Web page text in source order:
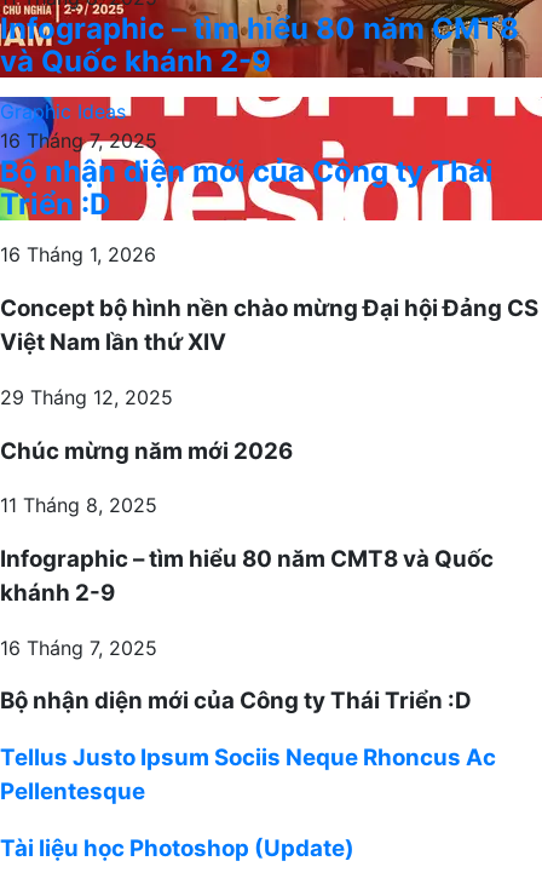
Infographic – tìm hiểu 80 năm CMT8
và Quốc khánh 2-9
Graphic Ideas
16 Tháng 7, 2025
Bộ nhận diện mới của Công ty Thái
Triển :D
16 Tháng 1, 2026
Concept bộ hình nền chào mừng Đại hội Đảng CS
Việt Nam lần thứ XIV
29 Tháng 12, 2025
Chúc mừng năm mới 2026
11 Tháng 8, 2025
Infographic – tìm hiểu 80 năm CMT8 và Quốc
khánh 2-9
16 Tháng 7, 2025
Bộ nhận diện mới của Công ty Thái Triển :D
Tellus
Justo
Sociis
Tellus Justo Ipsum Sociis Neque Rhoncus Ac
Pellentesque
Tài
Tài liệu học Photoshop (Update)